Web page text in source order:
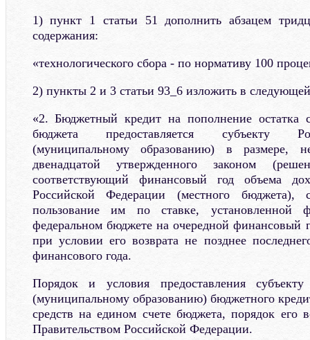
1) пункт 1 статьи 51 дополнить абзацем
содержания:
«технологического сбора - по нормативу 100
2) пункты 2 и 3 статьи 93_6 изложить в
«2. Бюджетный кредит на пополнение остатка
бюджета предоставляется субъекту
(муниципальному образованию) в размере,
двенадцатой утвержденного законом
соответствующий финансовый год объема
Российской Федерации (местного
пользование им по ставке, установленной
федеральном бюджете на очередной финансовый
при условии его возврата не позднее
финансового года.
Порядок и условия предоставления
(муниципальному образованию) бюджетного
средств на едином счете бюджета, порядок его
Правительством Российской Федерации.